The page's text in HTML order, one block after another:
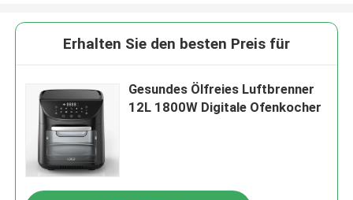
Erhalten Sie den besten Preis für
Gesundes Ölfreies Luftbrenner
12L 1800W Digitale Ofenkocher